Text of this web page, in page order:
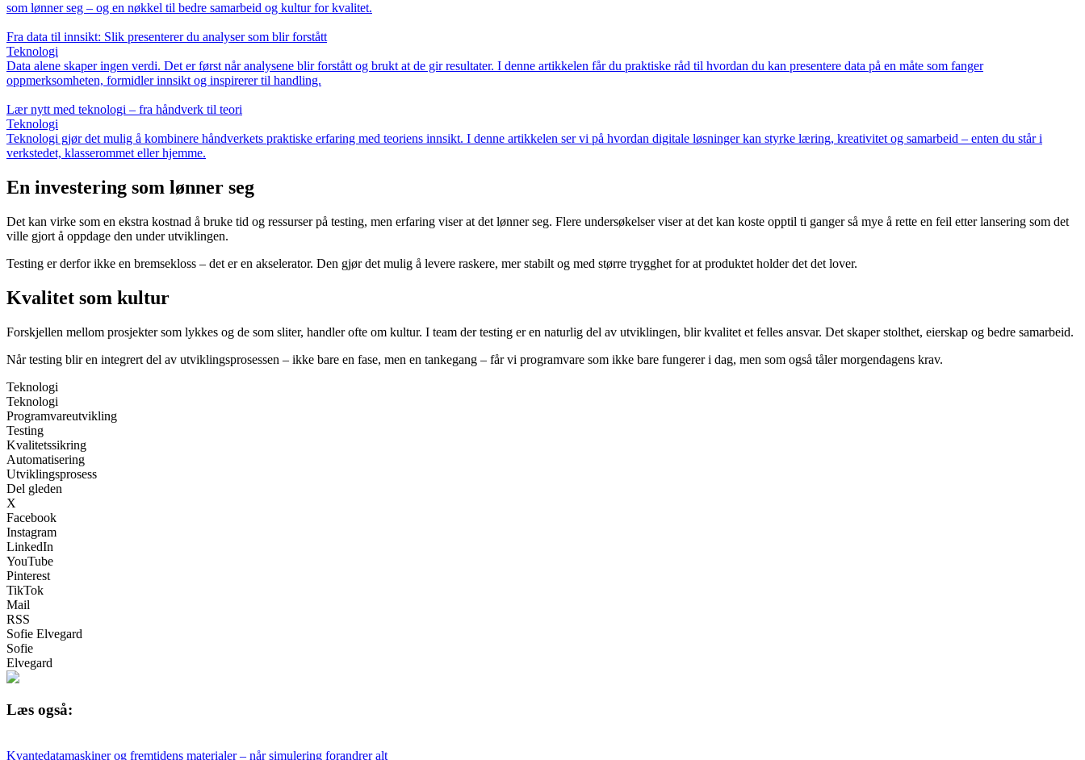
som lønner seg – og en nøkkel til bedre samarbeid og kultur for kvalitet.
Fra data til innsikt: Slik presenterer du analyser som blir forstått
Teknologi
Data alene skaper ingen verdi. Det er først når analysene blir forstått og brukt at de gir resultater. I denne artikkelen får du praktiske råd til hvordan du kan presentere data på en måte som fanger
oppmerksomheten, formidler innsikt og inspirerer til handling.
Lær nytt med teknologi – fra håndverk til teori
Teknologi
Teknologi gjør det mulig å kombinere håndverkets praktiske erfaring med teoriens innsikt. I denne artikkelen ser vi på hvordan digitale løsninger kan styrke læring, kreativitet og samarbeid – enten du står i
verkstedet, klasserommet eller hjemme.
En investering som lønner seg
Det kan virke som en ekstra kostnad å bruke tid og ressurser på testing, men erfaring viser at det lønner seg. Flere undersøkelser viser at det kan koste opptil ti ganger så mye å rette en feil etter lansering som det
ville gjort å oppdage den under utviklingen.
Testing er derfor ikke en bremsekloss – det er en akselerator. Den gjør det mulig å levere raskere, mer stabilt og med større trygghet for at produktet holder det det lover.
Kvalitet som kultur
Forskjellen mellom prosjekter som lykkes og de som sliter, handler ofte om kultur. I team der testing er en naturlig del av utviklingen, blir kvalitet et felles ansvar. Det skaper stolthet, eierskap og bedre samarbeid.
Når testing blir en integrert del av utviklingsprosessen – ikke bare en fase, men en tankegang – får vi programvare som ikke bare fungerer i dag, men som også tåler morgendagens krav.
Teknologi
Teknologi
Programvareutvikling
Testing
Kvalitetssikring
Automatisering
Utviklingsprosess
Del gleden
X
Facebook
Instagram
LinkedIn
YouTube
Pinterest
TikTok
Mail
RSS
Sofie Elvegard
Sofie
Elvegard
Læs også:
Kvantedatamaskiner og fremtidens materialer – når simulering forandrer alt